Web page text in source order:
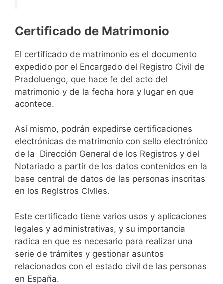
Certificado de Matrimonio
El certificado de matrimonio es el documento
expedido por el Encargado del Registro Civil de
Pradoluengo, que hace fe del acto del
matrimonio y de la fecha hora y lugar en que
acontece.
Así mismo, podrán expedirse certificaciones
electrónicas de matrimonio con sello electrónico
de la Dirección General de los Registros y del
Notariado a partir de los datos contenidos en la
base central de datos de las personas inscritas
en los Registros Civiles.
Este certificado tiene varios usos y aplicaciones
legales y administrativas, y su importancia
radica en que es necesario para realizar una
serie de trámites y gestionar asuntos
relacionados con el estado civil de las personas
en España.